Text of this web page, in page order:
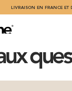
LIVRAISON EN FRANCE